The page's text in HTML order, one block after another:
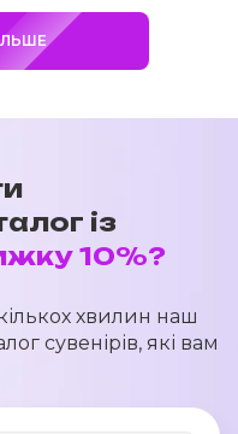
із
10%?
хвилин наш
сувенірів, які вам